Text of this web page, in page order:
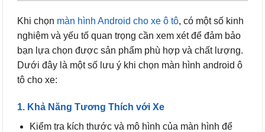
Khi chọn màn hình Android cho xe ô tô, có một số kinh
nghiệm và yếu tố quan trọng cần xem xét để đảm bảo
bạn lựa chọn được sản phẩm phù hợp và chất lượng.
Dưới đây là một số lưu ý khi chọn màn hình android ô
tô cho xe:
1. Khả Năng Tương Thích với Xe
Kiểm tra kích thước và mô hình của màn hình để